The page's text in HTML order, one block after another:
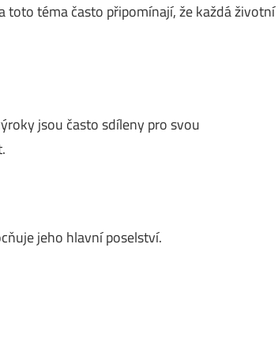
téma často připomínají, že každá životní
jsou často sdíleny pro svou
jeho hlavní poselství.